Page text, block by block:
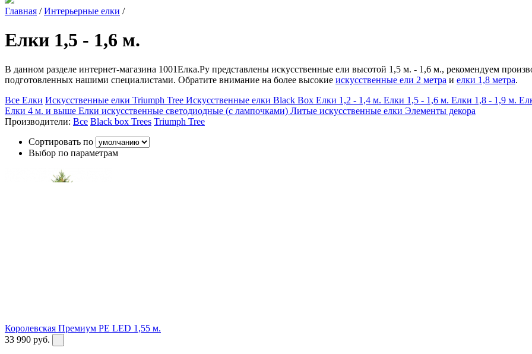
Главная / Интерьерные елки /
Елки 1,5 - 1,6 м.
В данном разделе интернет-магазина 1001Елка.Ру представлены искусственные ели высотой 1,5 м. - 1,6 м., рекомендуем
подготовленных нашими специалистами. Обратите внимание на более высокие искусственные ели 2 метра и елки 1,8 метра.
Все Елки Искусственные елки Triumph Tree Искусственные елки Black Box Елки 1,2 - 1,4 м. Елки 1,5 - 1,6 м. Елки 1,8 - 1,9 м.
Елки 4 м. и выше Елки искусственные светодиодные (с лампочками) Литые искусственные елки Элементы декора
Производители: Все Black box Trees Triumph Tree
Сортировать по
Выбор по параметрам
Королевская Премиум PE LED 1,55 м.
33 990 руб.